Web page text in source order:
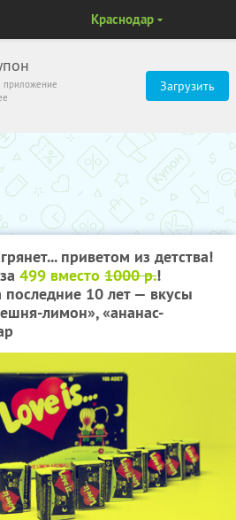
приложение
Загрузить
Краснодар
приветом из детства!
499 вместо 1000 р.!
10 лет — вкусы
лимон», «ананас-